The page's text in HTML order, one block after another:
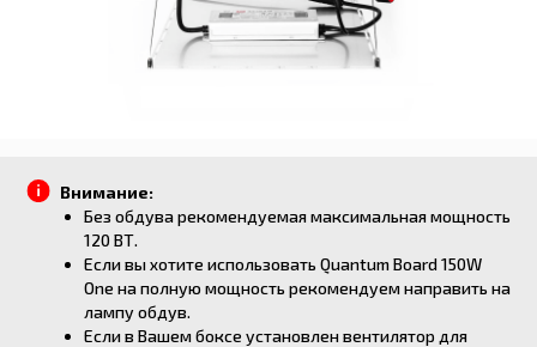
Внимание:
Без обдува рекомендуемая максимальная мощность
120 ВТ.
Если вы хотите использовать Quantum Board 150W
One на полную мощность рекомендуем направить на
лампу обдув.
Если в Вашем боксе установлен вентилятор для